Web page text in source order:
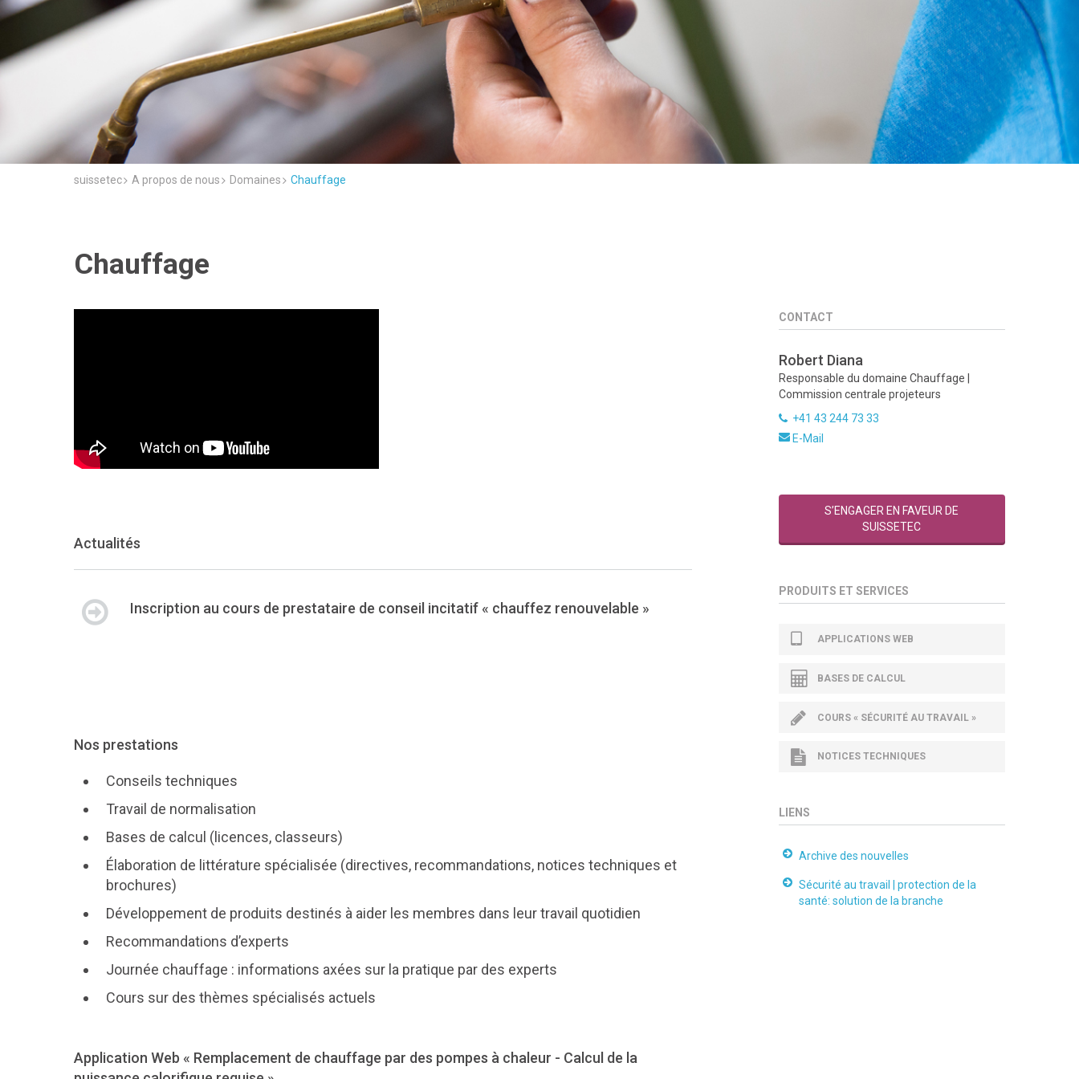
suissetec A propos de nous Domaines Chauffage
Chauffage
Actualités
Inscription au cours de prestataire de conseil incitatif « chauffez renouvelable »
Nos prestations
Conseils techniques
Travail de normalisation
Bases de calcul (licences, classeurs)
Élaboration de littérature spécialisée (directives, recommandations, notices techniques et
brochures)
Développement de produits destinés à aider les membres dans leur travail quotidien
Recommandations d’experts
Journée chauffage : informations axées sur la pratique par des experts
Cours sur des thèmes spécialisés actuels
Application Web « Remplacement de chauffage par des pompes à chaleur - Calcul de la
CONTACT
Robert Diana
Responsable du domaine Chauffage |
Commission centrale projeteurs
+41 43 244 73 33
E-Mail
S’ENGAGER EN FAVEUR DE
SUISSETEC
PRODUITS ET SERVICES
APPLICATIONS WEB
BASES DE CALCUL
COURS « SÉCURITÉ AU TRAVAIL »
NOTICES TECHNIQUES
LIENS
Archive des nouvelles
Sécurité au travail | protection de la
santé: solution de la branche